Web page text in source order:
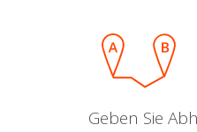
Geben Sie